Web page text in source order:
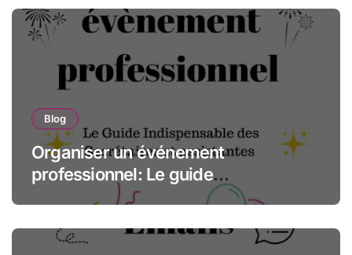
Blog
Organiser un événement
professionnel: Le guide
indispensable des assistantes et